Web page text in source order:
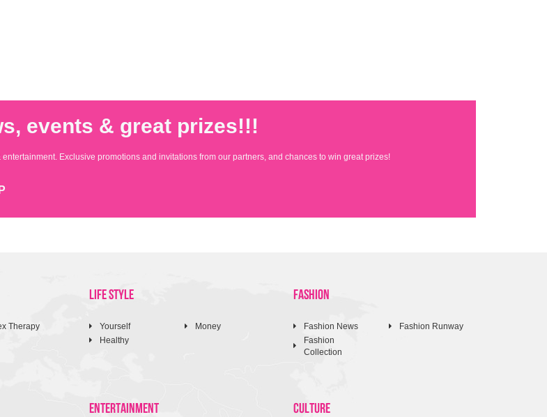
events & great prizes!!!
Exclusive promotions and invitations from our partners, and chances to win great prizes!
Therapy
LIFE STYLE
Yourself
Healthy
Money
FASHION
Fashion News
Fashion
Collection
Fashion Runway
ENTERTAINMENT CULTURE